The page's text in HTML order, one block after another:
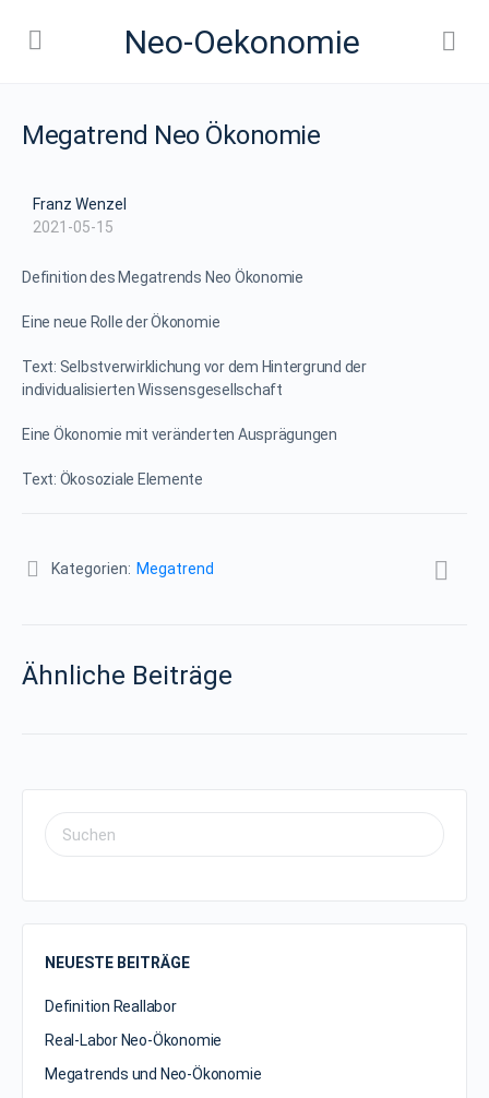
Neo-Oekonomie
Megatrend Neo Ökonomie
Franz Wenzel
2021-05-15
Definition des Megatrends Neo Ökonomie
Eine neue Rolle der Ökonomie
Text: Selbstverwirklichung vor dem Hintergrund der
individualisierten Wissensgesellschaft
Eine Ökonomie mit veränderten Ausprägungen
Text: Ökosoziale Elemente
Kategorien: Megatrend
Ähnliche Beiträge
NEUESTE BEITRÄGE
Definition Reallabor
Real-Labor Neo-Ökonomie
Megatrends und Neo-Ökonomie